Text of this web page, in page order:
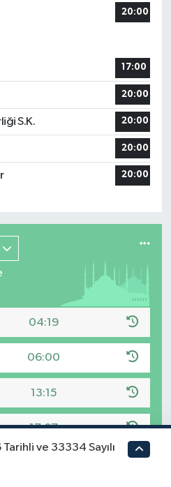
20:00
17:00
20:00
S.K. 20:00
20:00
20:00
04:19
06:00
13:15
17:07
ve 33334 Sayılı